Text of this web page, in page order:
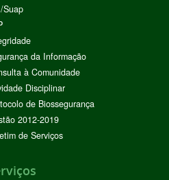
Suap
da Informação
à Comunidade
Disciplinar
de Biossegurança
2012-2019
de Serviços